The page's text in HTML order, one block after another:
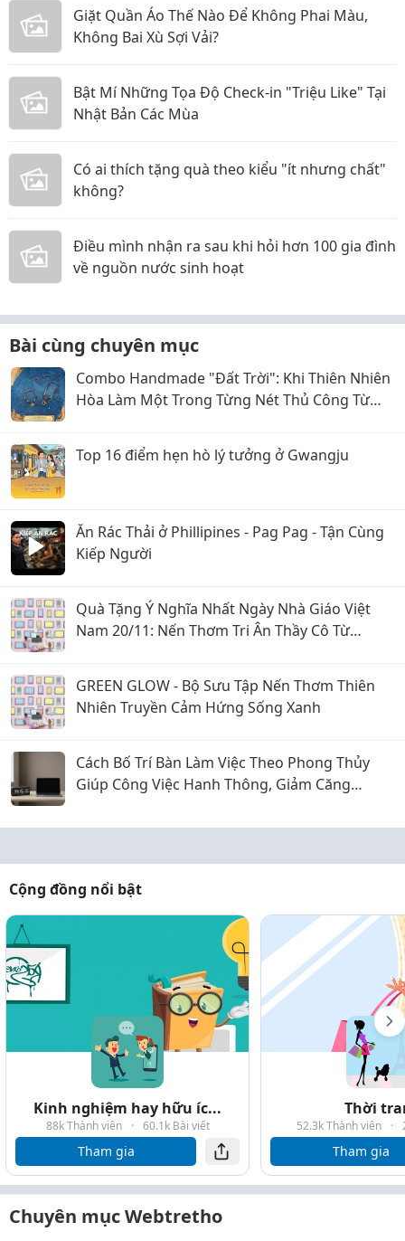
Giặt Quần Áo Thế Nào Để Không Phai Màu,
Không Bai Xù Sợi Vải?
Bật Mí Những Tọa Độ Check-in "Triệu Like" Tại
Nhật Bản Các Mùa
Có ai thích tặng quà theo kiểu "ít nhưng chất"
không?
Điều mình nhận ra sau khi hỏi hơn 100 gia đình
về nguồn nước sinh hoạt
Bài cùng chuyên mục
Combo Handmade "Đất Trời": Khi Thiên Nhiên
Hòa Làm Một Trong Từng Nét Thủ Công Từ
Top 16 điểm hẹn hò lý tưởng ở Gwangju
Ăn Rác Thải ở Phillipines - Pag Pag - Tận Cùng
Kiếp Người
Quà Tặng Ý Nghĩa Nhất Ngày Nhà Giáo Việt
Nam 20/11: Nến Thơm Tri Ân Thầy Cô Từ
GREEN GLOW - Bộ Sưu Tập Nến Thơm Thiên
Nhiên Truyền Cảm Hứng Sống Xanh
Cách Bố Trí Bàn Làm Việc Theo Phong Thủy
Giúp Công Việc Hanh Thông, Giảm Căng
Cộng đồng nổi bật
Kinh nghiệm hay hữu íc...
88k Thành viên · 60.1k Bài viết
Tham gia
Thời
52.3k Thành viên ·
Tham gia
Chuyên mục Webtretho